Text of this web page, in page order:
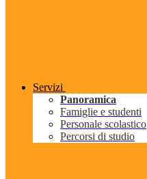
Servizi
Panoramica
Famiglie e studenti
Personale scolastico
Percorsi di studio